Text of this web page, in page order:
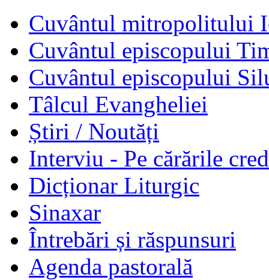
Cuvântul mitropolitului
Cuvântul episcopului
Cuvântul episcopului
Tâlcul Evangheliei
Știri / Noutăți
Interviu - Pe cărările
Dicționar Liturgic
Sinaxar
Întrebări și răspunsuri
Agenda pastorală